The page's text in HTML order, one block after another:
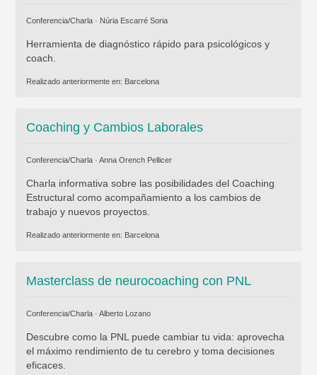
Conferencia/Charla · Núria Escarré Soria
Herramienta de diagnóstico rápido para psicológicos y
coach.
Realizado anteriormente en: Barcelona
Coaching y Cambios Laborales
Conferencia/Charla · Anna Orench Pellicer
Charla informativa sobre las posibilidades del Coaching
Estructural como acompañamiento a los cambios de
trabajo y nuevos proyectos.
Realizado anteriormente en: Barcelona
Masterclass de neurocoaching con PNL
Conferencia/Charla · Alberto Lozano
Descubre como la PNL puede cambiar tu vida: aprovecha
el máximo rendimiento de tu cerebro y toma decisiones
eficaces.